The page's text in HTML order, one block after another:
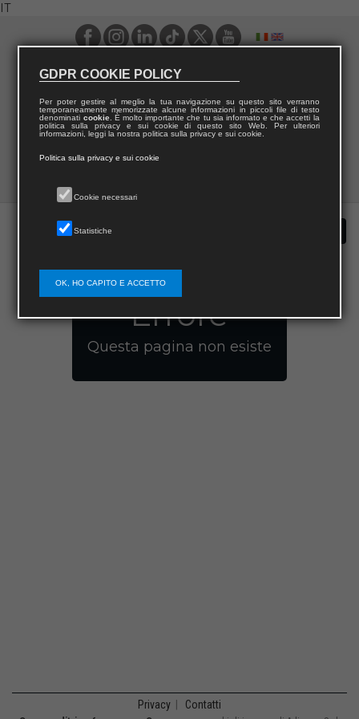
IT
Errore
Questa pagina non esiste
Privacy Contatti
GDPR COOKIE POLICY
Per poter gestire al meglio la tua navigazione su questo sito verranno
temporaneamente memorizzate alcune informazioni in piccoli file di testo
denominati cookie. È molto importante che tu sia informato e che accetti la
politica sulla privacy e sui cookie di questo sito Web. Per ulteriori
informazioni, leggi la nostra politica sulla privacy e sui cookie.
Politica sulla privacy e sui cookie
Cookie necessari
Statistiche
OK, HO CAPITO E ACCETTO